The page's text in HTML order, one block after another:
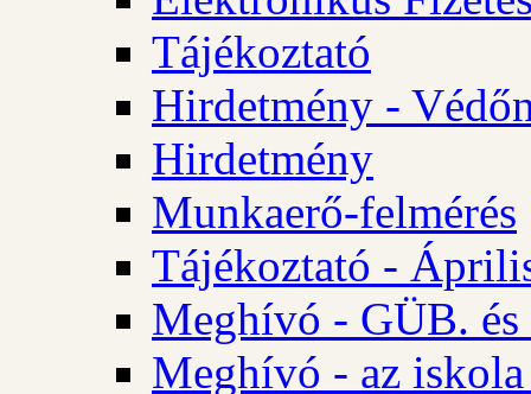
Tájékoztató
Hirdetmény -
Hirdetmény
Munkaerő-felmérés
Tájékoztató -
Meghívó - GÜB.
Meghívó - az iskola